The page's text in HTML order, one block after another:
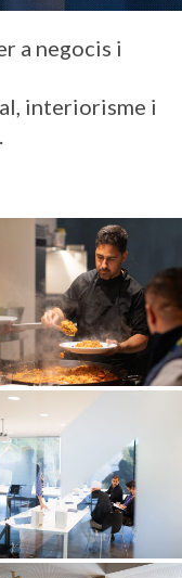
a negocis i
interiorisme i